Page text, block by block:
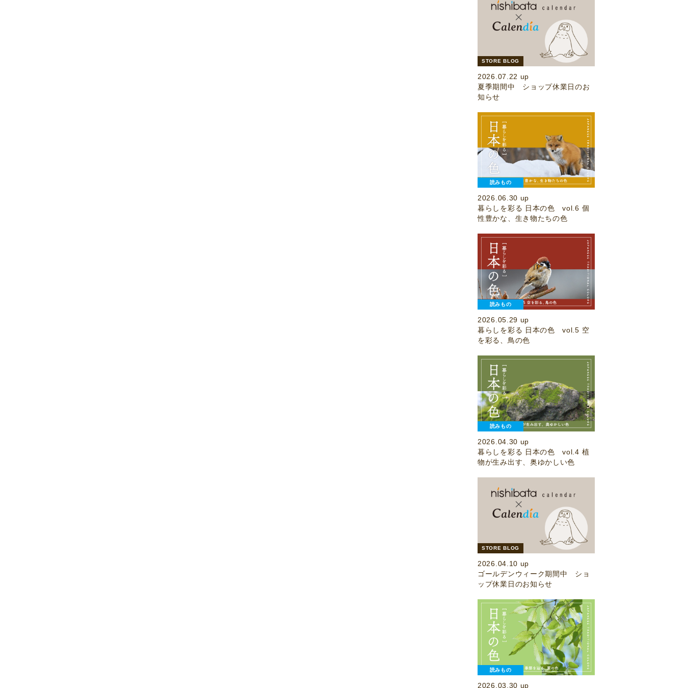
STORE BLOG
2026.07.22 up
夏季期間中 ショップ休業日のお
知らせ
読みもの
2026.06.30 up
暮らしを彩る 日本の色 vol.6 個
性豊かな、生き物たちの色
読みもの
2026.05.29 up
暮らしを彩る 日本の色 vol.5 空
を彩る、鳥の色
読みもの
2026.04.30 up
暮らしを彩る 日本の色 vol.4 植
物が生み出す、奥ゆかしい色
STORE BLOG
2026.04.10 up
ゴールデンウィーク期間中 ショ
ップ休業日のお知らせ
読みもの
2026.03.30 up